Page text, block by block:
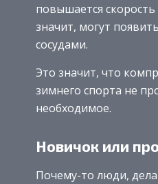
повышается
значит, могут
сосудами.
Это значит, что
зимнего спорта не
необходимое.
Новичок или
Почему-то люди,